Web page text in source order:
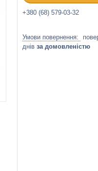
+380 (68) 579-03-32
днів за домовленістю